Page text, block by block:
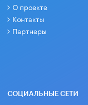
О проекте
Контакты
Партнеры
СОЦИАЛЬНЫЕ СЕТИ